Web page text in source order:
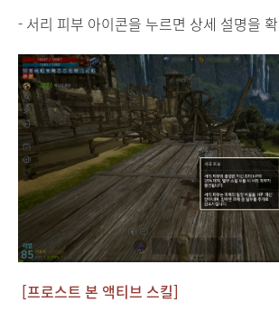
- 서리 피부 아이콘을 누르면 상세 설명을
[프로스트 본 액티브 스킬]